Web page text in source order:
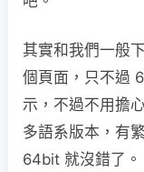
其實和我們一般
個頁面，只不過
示，不過不用擔
多語系版本，有
64bit 就沒錯了。